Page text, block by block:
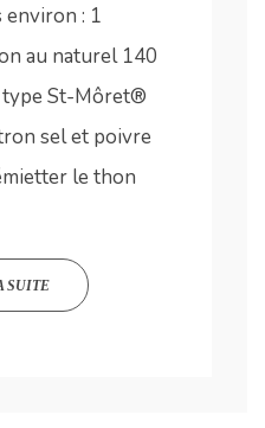
: 1
au naturel 140
type St-Môret®
sel et poivre
le thon
SUITE